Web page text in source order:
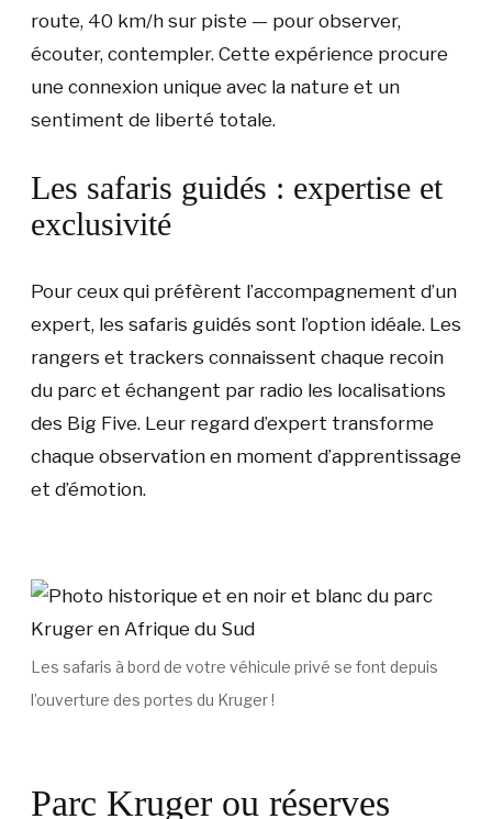
route, 40 km/h sur piste — pour observer,
écouter, contempler. Cette expérience procure
une connexion unique avec la nature et un
sentiment de liberté totale.
Les safaris guidés : expertise et
exclusivité
Pour ceux qui préfèrent l’accompagnement d’un
expert, les safaris guidés sont l’option idéale. Les
rangers et trackers connaissent chaque recoin
du parc et échangent par radio les localisations
des Big Five. Leur regard d’expert transforme
chaque observation en moment d’apprentissage
et d’émotion.
Les safaris à bord de votre véhicule privé se font depuis
l’ouverture des portes du Kruger !
Parc Kruger ou réserves